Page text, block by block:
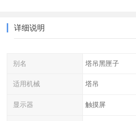
详细说明
别名 塔吊黑匣子
适用机械 塔吊
显示器 触摸屏